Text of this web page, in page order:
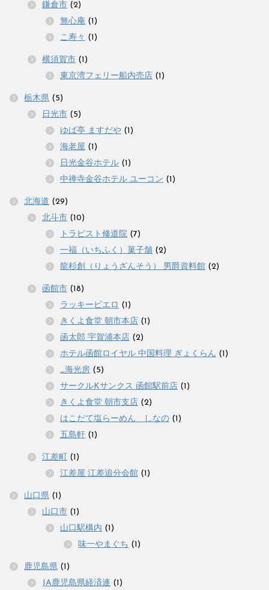
鎌倉市 (2)
無心庵 (1)
こ寿々 (1)
横須賀市 (1)
東京湾フェリー船内売店 (1)
栃木県 (5)
日光市 (5)
ゆば亭 ますだや (1)
海老屋 (1)
日光金谷ホテル (1)
中禅寺金谷ホテル ユーコン (1)
北海道 (29)
北斗市 (10)
トラピスト修道院 (7)
一福（いちふく）菓子舗 (2)
龍杉創（りょうざんそう） 男爵資料館 (2)
函館市 (18)
ラッキーピエロ (1)
きくよ食堂 朝市本店 (1)
函太郎 宇賀浦本店 (2)
ホテル函館ロイヤル 中国料理 ぎょくらん (1)
_海光房 (5)
サークルKサンクス 函館駅前店 (1)
きくよ食堂 朝市支店 (2)
はこだて塩らーめん しなの (1)
五島軒 (1)
江差町 (1)
江差屋 江差追分会館 (1)
山口県 (1)
山口市 (1)
山口駅構内 (1)
味一やまぐち (1)
鹿児島県 (1)
JA鹿児島県経済連 (1)